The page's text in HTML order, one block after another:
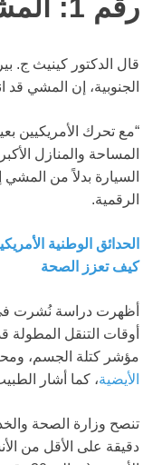
رقم 1: المشي في كل مكان
قال الدكتور كينيث ج.
الجنوبية، إن المشي
“مع تحرك الأمريكيين
المساحة والمنازل
السيارة بدلاً من
الرقمية.
الحدائق الوطنية
كيف تعزز الصحة
أظهرت دراسة نُشرت في
أوقات التنقل
مؤشر كتلة الجسم،
الأيضية، كما أشار
دقيقة على الأقل من